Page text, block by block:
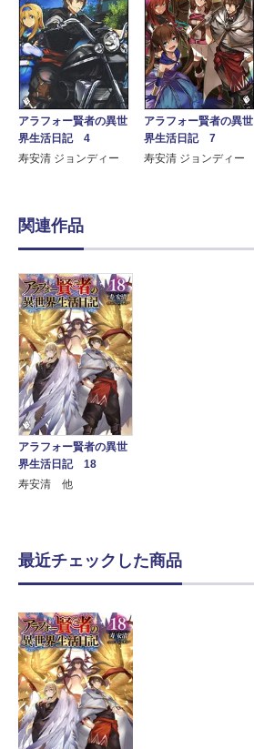
アラフォー賢者の異世
界生活日記 4
寿安清 ジョンディー
アラフォー賢者の異世
界生活日記 7
寿安清 ジョンディー
関連作品
アラフォー賢者の異世
界生活日記 18
寿安清 他
最近チェックした商品